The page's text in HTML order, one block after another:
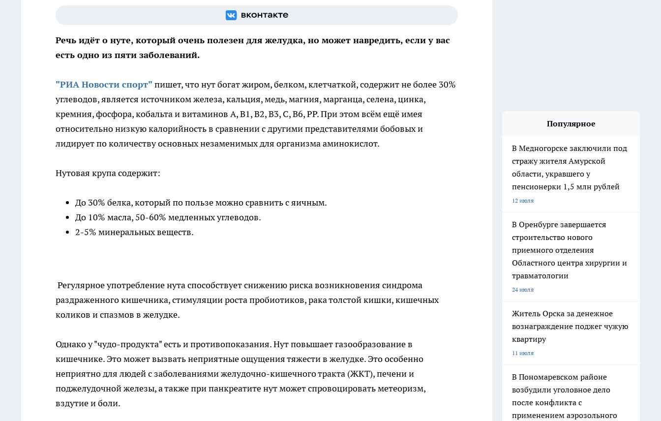
Речь идёт о нуте, который очень полезен для желудка, но может навредить, если у вас
есть одно из пяти заболеваний.
"РИА Новости спорт" пишет, что нут богат жиром, белком, клетчаткой, содержит не более 30%
углеводов, является источником железа, кальция, медь, магния, марганца, селена, цинка,
кремния, фосфора, кобальта и витаминов А, В1, В2, В3, С, В6, PP. При этом всём ещё имея
относительно низкую калорийность в сравнении с другими представителями бобовых и
лидирует по количеству основных незаменимых для организма аминокислот.
Нутовая крупа содержит:
До 30% белка, который по пользе можно сравнить с яичным.
До 10% масла, 50-60% медленных углеводов.
2-5% минеральных веществ.
Регулярное употребление нута способствует снижению риска возникновения синдрома
раздраженного кишечника, стимуляции роста пробиотиков, рака толстой кишки, кишечных
коликов и спазмов в желудке.
Однако у "чудо-продукта" есть и противопоказания. Нут повышает газообразование в
кишечнике. Это может вызвать неприятные ощущения тяжести в желудке. Это особенно
неприятно для людей с заболеваниями желудочно-кишечного тракта (ЖКТ), печени и
поджелудочной железы, а также при панкреатите нут может спровоцировать метеоризм,
вздутие и боли.
Популярное
В Медногорске заключили под
стражу жителя Амурской
области, укравшего у
пенсионерки 1,5 млн рублей
12 июля
В Оренбурге завершается
строительство нового
приемного отделения
Областного центра хирургии и
травматологии
24 июля
Житель Орска за денежное
вознаграждение поджег чужую
квартиру
11 июля
В Пономаревском районе
возбудили уголовное дело
после конфликта с
применением аэрозольного